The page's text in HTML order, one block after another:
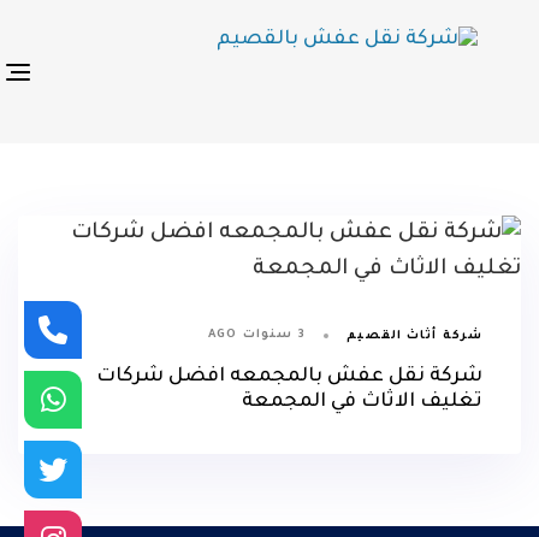
شركة أثاث القصيم 3 سنوات AGO
شركة نقل عفش بالمجمعه افضل شركات
تغليف الاثاث في المجمعة